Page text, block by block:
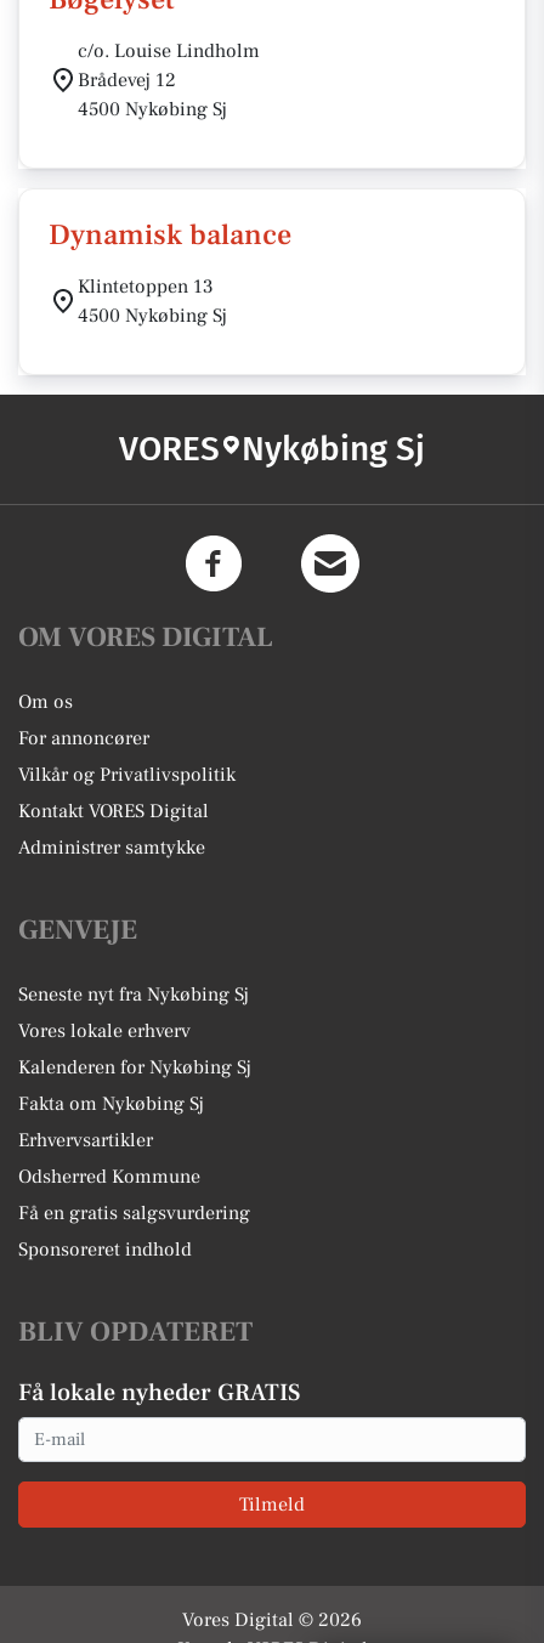
c/o. Louise Lindholm
Brådevej 12
4500 Nykøbing Sj
Dynamisk balance
Klintetoppen 13
4500 Nykøbing Sj
VORES Nykøbing Sj
OM VORES DIGITAL
Om os
For annoncører
Vilkår og Privatlivspolitik
Kontakt VORES Digital
Administrer samtykke
GENVEJE
Seneste nyt fra Nykøbing Sj
Vores lokale erhverv
Kalenderen for Nykøbing Sj
Fakta om Nykøbing Sj
Erhvervsartikler
Odsherred Kommune
Få en gratis salgsvurdering
Sponsoreret indhold
BLIV OPDATERET
Få lokale nyheder GRATIS
Email
Tilmeld
Vores Digital © 2026